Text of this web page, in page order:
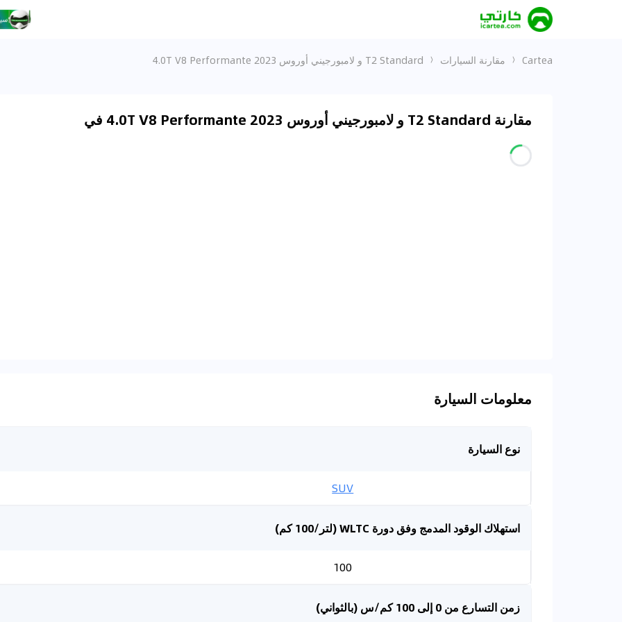
Cartea مقارنة السيارات T2 Standard و لامبورجيني أوروس 2023 4.0T V8 Performante
مقارنة T2 Standard و لامبورجيني أوروس 2023 4.0T V8 Performante في
معلومات السيارة
نوع السيارة
SUV
استهلاك الوقود المدمج وفق دورة WLTC (لتر/100 كم)
100
زمن التسارع من 0 إلى 100 كم/س (بالثواني)